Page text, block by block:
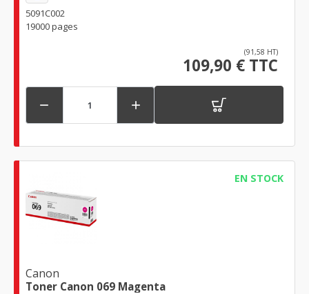
5091C002
19000 pages
(91,58 HT)
109,90 € TTC
 
EN STOCK
Canon
Toner Canon 069 Magenta